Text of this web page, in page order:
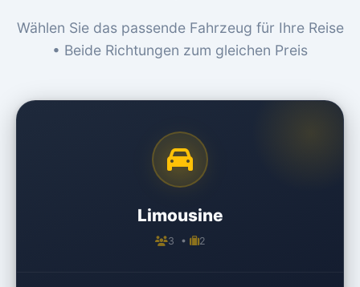
Wählen Sie das passende Fahrzeug für Ihre Reise
• Beide Richtungen zum gleichen Preis
Limousine
3 • 2